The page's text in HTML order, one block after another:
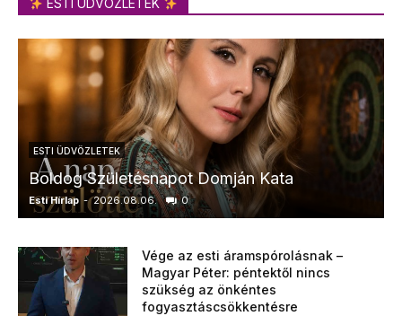
ESTI ÜDVÖZLETEK
ESTI ÜDVÖZLETEK
Boldog Születésnapot Domján Kata
Esti Hírlap - 2026.08.06. 0
Vége az esti áramspórolásnak –
Magyar Péter: péntektől nincs
szükség az önkéntes
fogyasztáscsökkentésre